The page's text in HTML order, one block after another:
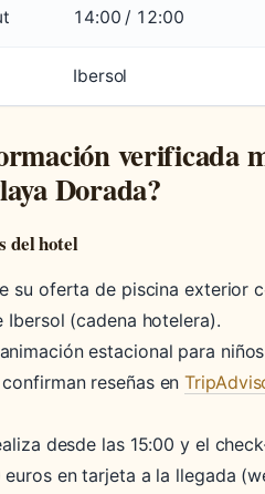
14:00 / 12:00
Ibersol
verificada
Dorada?
del hotel
su oferta de piscina exterior
Ibersol (cadena hotelera).
estacional para
reseñas en
desde las 15:00 y el
en tarjeta a la llegada